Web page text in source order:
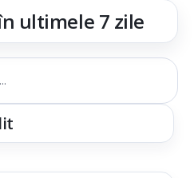
ultimele 7 zile